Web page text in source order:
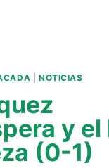
NOTICIAS
y el
(0-1)